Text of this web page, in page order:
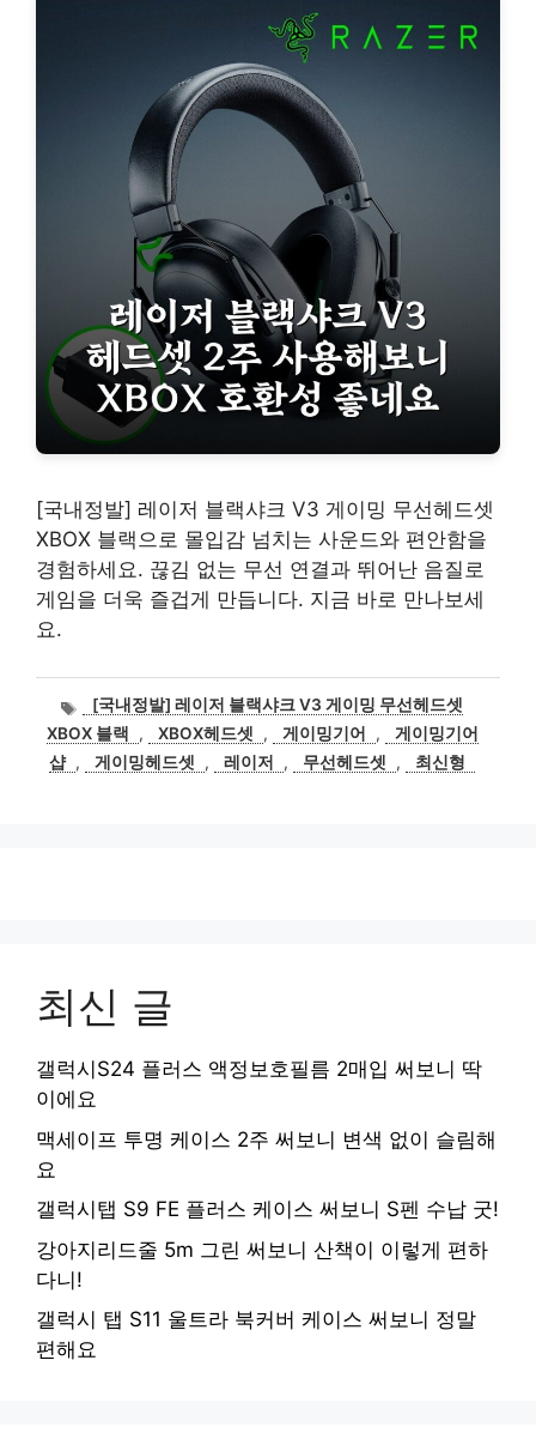
[국내정발] 레이저 블랙샤크 V3 게이밍 무선헤드셋
XBOX 블랙으로 몰입감 넘치는 사운드와 편안함을
경험하세요. 끊김 없는 무선 연결과 뛰어난 음질로
게임을 더욱 즐겁게 만듭니다. 지금 바로 만나보세
요.
태
그
[국내정발] 레이저 블랙샤크 V3 게이밍 무선헤드셋
XBOX 블랙
, XBOX헤드셋 , 게이밍기어 ,
게이밍기어
샵 , 게이밍헤드셋 , 레이저 , 무선헤드셋 , 최신형
최신 글
갤럭시S24 플러스 액정보호필름 2매입 써보니 딱
이에요
맥세이프 투명 케이스 2주 써보니 변색 없이 슬림해
요
갤럭시탭 S9 FE 플러스 케이스 써보니 S펜 수납 굿!
강아지리드줄 5m 그린 써보니 산책이 이렇게 편하
다니!
갤럭시 탭 S11 울트라 북커버 케이스 써보니 정말
편해요